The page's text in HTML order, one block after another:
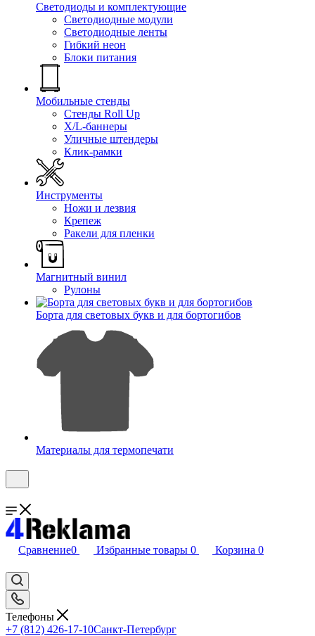
Светодиоды и комплектующие
Светодиодные модули
Светодиодные ленты
Гибкий неон
Блоки питания
Мобильные стенды
Стенды Roll Up
X/L-баннеры
Уличные штендеры
Клик-рамки
Инструменты
Ножи и лезвия
Крепеж
Ракели для пленки
Магнитный винил
Рулоны
Борта для световых букв и для бортогибов
Материалы для термопечати
Сравнение0 Избранные товары 0 Корзина 0
Телефоны
+7 (812) 426-17-10Санкт-Петербург